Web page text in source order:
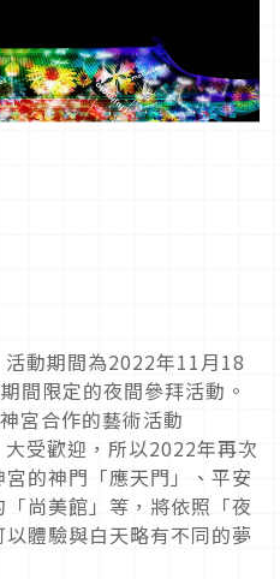
活動期間為2022年11月18
間限定的夜間參拜活動。
宮合作的藝術活動
大受歡迎，所以2022年再次
的神門「應天門」、平安
尚美館」等，將依照「夜
體驗與白天略有不同的夢